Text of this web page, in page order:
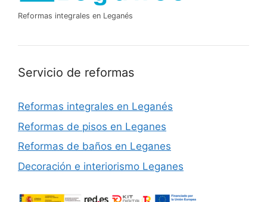
Reformas integrales en Leganés
Servicio de reformas
Reformas integrales en Leganés
Reformas de pisos en Leganes
Reformas de baños en Leganes
Decoración e interiorismo Leganes